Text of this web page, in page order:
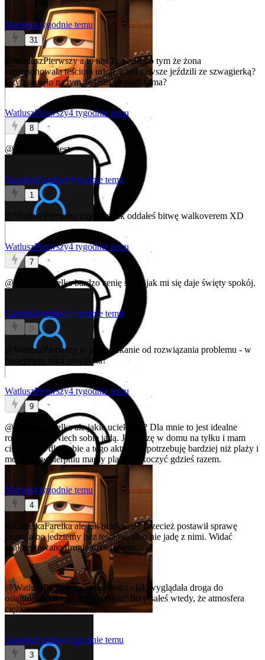
Maciek4 tygodnie temu
31
@WatluszPierwszya to nie Ty pisałeś o tym że żona
zaproponowała teściom urlop, a oni zawsze jeździli ze szwagierką?
Czyli stanęło na tym że jedzie z nimi sama?
WatluszPierwszy4 tygodnie temu
8
@Maciek tak jest
GazelkaFarelka4 tygodnie temu
1
@WatluszPierwszy czyli jednak oddałeś bitwę walkoverem XD
WatluszPierwszy4 tygodnie temu
7
@GazelkaFarelkabardzo cenię sobie jak mi się daje święty spokój.
GazelkaFarelka4 tygodnie temu
0
@WatluszPierwszy
to jest uciekanie od rozwiązania problemu - w
następnym roku powtórka?
WatluszPierwszy4 tygodnie temu
9
@GazelkaFarelkaale jakie uciekanie? Dla mnie to jest idealne
rozwiązanie. Niech sobie jadą. Ja siedzę w domu na tyłku i mam
ciszę i czas dla siebie a tego aktualnie potrzebuję bardziej niż plaży i
morza. A w sierpniu mamy plan wyskoczyć gdzieś razem.
Maciek4 tygodnie temu
4
@GazelkaFarelkaale jak uciekanie? Przecież postawił sprawę
jasno: albo jedziemy bez teściów, albo nie jadę z nimi. Widać
zaakceptowano drugie rozwiązanie.
@WatluszPierwszyz ciekawości - jak wyglądała droga do
osiągnięcia takiego rozwiązania? Bo pisałeś wtedy, że atmosfera
ciężka.
GazelkaFarelka4 tygodnie temu
3